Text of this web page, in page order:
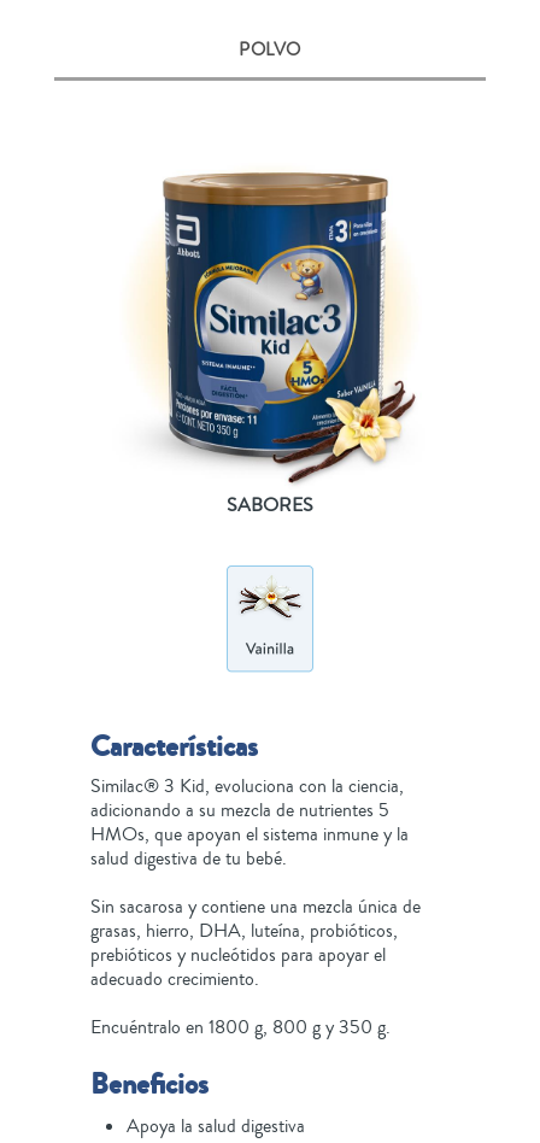
POLVO
SABORES
Características
Similac® 3 Kid, evoluciona con la ciencia,
adicionando a su mezcla de nutrientes 5
HMOs, que apoyan el sistema inmune y la
salud digestiva de tu bebé.
Sin sacarosa y contiene una mezcla única de
grasas, hierro, DHA, luteína, probióticos,
prebióticos y nucleótidos para apoyar el
adecuado crecimiento.
Encuéntralo en 1800 g, 800 g y 350 g.
Beneficios
Apoya la salud digestiva